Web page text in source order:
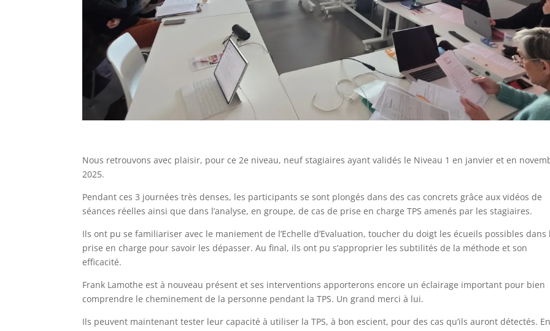
Nous retrouvons avec plaisir, pour ce 2e niveau, neuf stagiaires ayant validés le Niveau 1 en janvier et en
2025.
Pendant ces 3 journées très denses, les participants se sont plongés dans des cas concrets grâce aux vidéos de
séances réelles ainsi que dans l’analyse, en groupe, de cas de prise en charge TPS amenés par les stagiaires.
Ils ont pu se familiariser avec le maniement de l’Echelle d’Evaluation, toucher du doigt les écueils possibles dans
prise en charge pour savoir les dépasser. Au final, ils ont pu s’approprier les subtilités de la méthode et son
efficacité.
Frank Lamothe est à nouveau présent et ses interventions apporterons encore un éclairage important pour bien
comprendre le cheminement de la personne pendant la TPS. Un grand merci à lui.
Ils peuvent maintenant tester leur capacité à utiliser la TPS, à bon escient, pour des cas qu’ils auront détectés.